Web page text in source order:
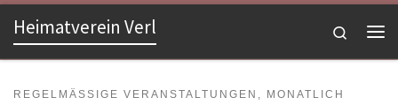
Zum Inhalt springen
Heimatverein Verl
Search
REGELMÄSSIGE VERANSTALTUNGEN, MONATLICH